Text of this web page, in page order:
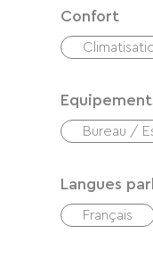
Confort
Bureau /
Langues
Français